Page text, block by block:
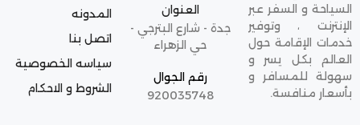
السياحة و السفر عبر
الإنترنت ، وتوفير
خدمات الإقامة حول
العالم بكل يسر و
سهولة للمسافر و
بأسعار منافسة.
العنوان
جدة - شارع البترجي -
حي الزهراء
رقم الجوال
920035748
المدونه
اتصل بنا
سياسه الخصوصية
الشروط و الاحكام